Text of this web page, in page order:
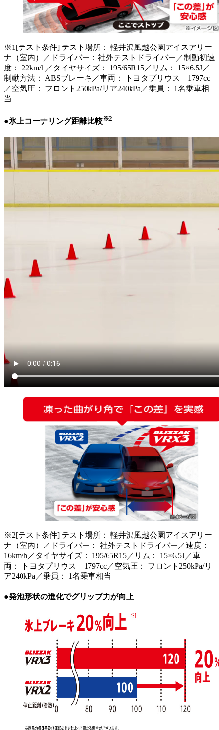
※1[テスト条件] テスト場所： 軽井沢風越公園アイスアリー
ナ（室内）／ドライバー：社外テストドライバー／制動初速
度： 22km/h／タイヤサイズ： 195/65R15／リム： 15×6.5J／
制動方法： ABSブレーキ／車両： トヨタプリウス 1797cc
／空気圧： フロント250kPa/リア240kPa／乗員： 1名乗車相
当
●氷上コーナリング距離比較※2
※2[テスト条件] テスト場所： 軽井沢風越公園アイスアリー
ナ（室内）／ドライバー： 社外テストドライバー／速度：
16km/h／タイヤサイズ： 195/65R15／リム： 15×6.5J／車
両： トヨタプリウス 1797cc／空気圧： フロント250kPa/リ
ア240kPa／乗員： 1名乗車相当
●発泡形状の進化でグリップ力が向上